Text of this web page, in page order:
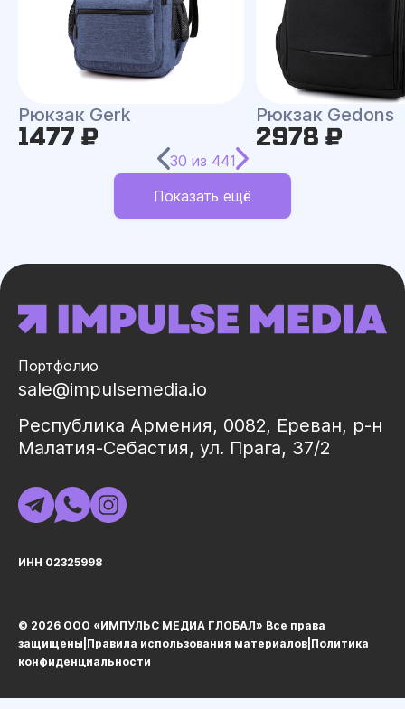
Рюкзак Gerk
1477 ₽
Рюкзак Gedons
2978 ₽
30 из 441
Показать ещё
Портфолио
sale@impulsemedia.io
Республика Армения, 0082, Ереван, р-н
Малатия-Себастия, ул. Прага, 37/2
ИНН 02325998
© 2026 ООО «ИМПУЛЬС МЕДИА ГЛОБАЛ» Все права
защищеныㅤ|ㅤ Правила использования материалов Политика
конфиденциальности